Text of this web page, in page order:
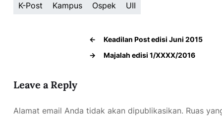
K-Post Kampus Ospek UII
←
Keadilan Post edisi Juni 2015
→
Majalah edisi 1/XXXX/2016
Leave a Reply
Alamat email Anda tidak akan dipublikasikan. Ruas